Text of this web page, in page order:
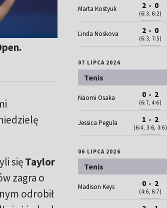
sięTaylor
zagra o
odrobił
Marta Kostyuk 2 - 0
(6:3, 6:2)
Linda Noskova 2 - 0
(6:3, 7:5)
07 LIPCA 2026
Tenis
Naomi Osaka 0 - 2
(6:7, 4:6)
Jessica Pegula 1 - 2
(6:4, 3:6, 3:6)
06 LIPCA 2026
Tenis
Madison Keys 0 - 2
(4:6, 6:7)